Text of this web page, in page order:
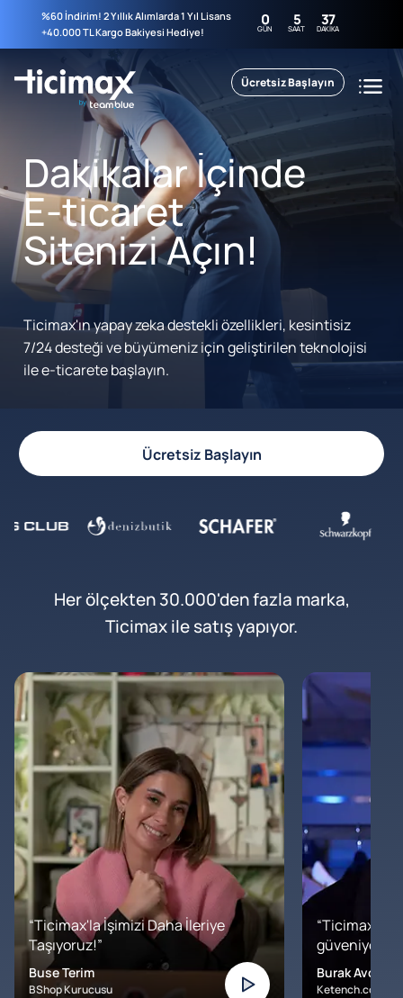
%60 İndirim! 2 Yıllık Alımlarda 1 Yıl Lisans
+40.000 TL Kargo Bakiyesi Hediye!
0
GÜN 5
SAAT 37
DAKIKA
Ücretsiz Başlayın
Dakikalar İçinde
E-ticaret
Sitenizi Açın!
Ticimax'ın yapay zeka destekli özellikleri, kesintisiz
7/24 desteği ve büyümeniz için geliştirilen teknolojisi
ile e-ticarete başlayın.
Ücretsiz Başlayın
Her ölçekten 30.000'den fazla marka,
Ticimax ile satış yapıyor.
“Ticimax'la İşimizi Daha İleriye
Taşıyoruz!”
Buse Terim
BShop Kurucusu
“Ticimax'a
Burak Avcılar
Ketench.com –